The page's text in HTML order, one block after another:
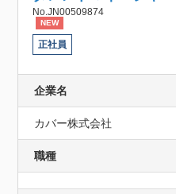
No.JN00509874
NEW
正社員
企業名
カバー株式会社
職種